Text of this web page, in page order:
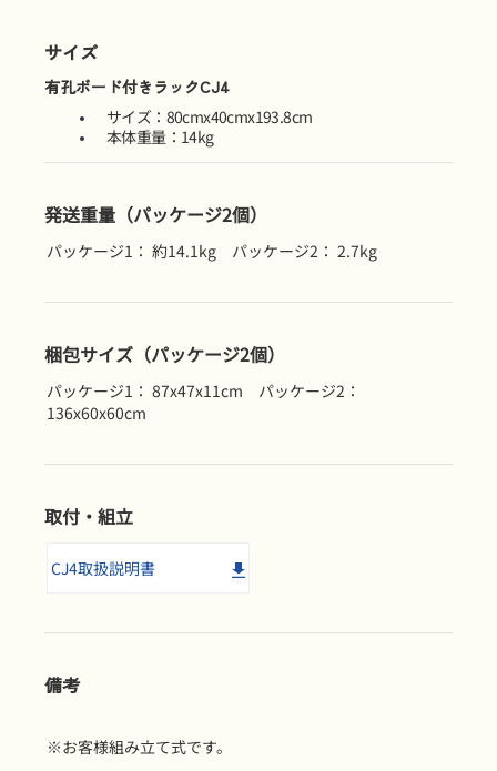
サイズ
有孔ボード付きラックCJ4
サイズ：80cmx40cmx193.8cm
本体重量：14kg
発送重量（パッケージ2個）
パッケージ1： 約14.1kg パッケージ2： 2.7kg
梱包サイズ（パッケージ2個）
パッケージ1： 87x47x11cm パッケージ2：
136x60x60cm
取付・組立
CJ4取扱説明書
備考
※お客様組み立て式です。